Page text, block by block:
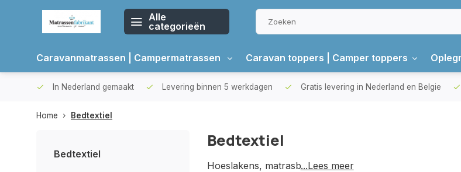
Alle
categorieën
Caravanmatrassen | Campermatrassen Caravan toppers | Camper toppers
In Nederland gemaakt Levering binnen 5 werkdagen Gratis levering in Nederland en Belgie
Home Bedtextiel
Bedtextiel
Bedtextiel
Hoeslakens, matrasbeschermers
...Lees meer